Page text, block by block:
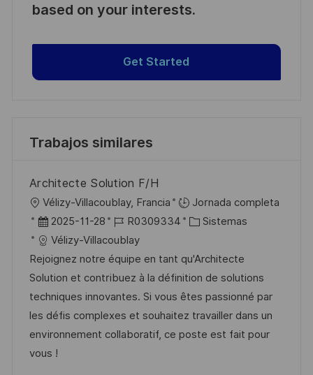
based on your interests.
Get Started
Trabajos similares
Architecte Solution F/H
U
b
c
a
c
i
ó
n
Vélizy-Villacoublay, Francia
Jornada completa
F
e
c
h
a
d
e
p
2025-11-28
I
D
d
e
e
m
p
R0309334
C
t
e
g
o
r
Sistemas
Vélizy-Villacoublay
Rejoignez notre équipe en tant qu'Architecte
Solution et contribuez à la définition de solutions
techniques innovantes. Si vous êtes passionné par
les défis complexes et souhaitez travailler dans un
environnement collaboratif, ce poste est fait pour
vous !